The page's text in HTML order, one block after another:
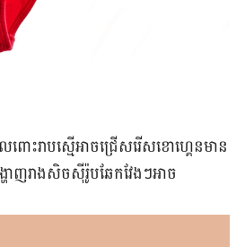
ះ​រាបស្មើ​អាច​ជ្រើសរើស​ខោ​ហ្គេន​មាន​
ញ​រាង​សិចស៊ី​រ៉ូប​ឆែក​វែង​ៗ​អាច​